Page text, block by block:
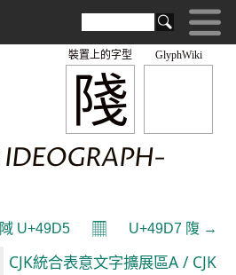
GlyphWiki
䧖
裝置上的字型
IDEOGRAPH-
U+49D5 𝄜 U+49D7 䧗 →
CJK統合表意文字擴展區A / CJK